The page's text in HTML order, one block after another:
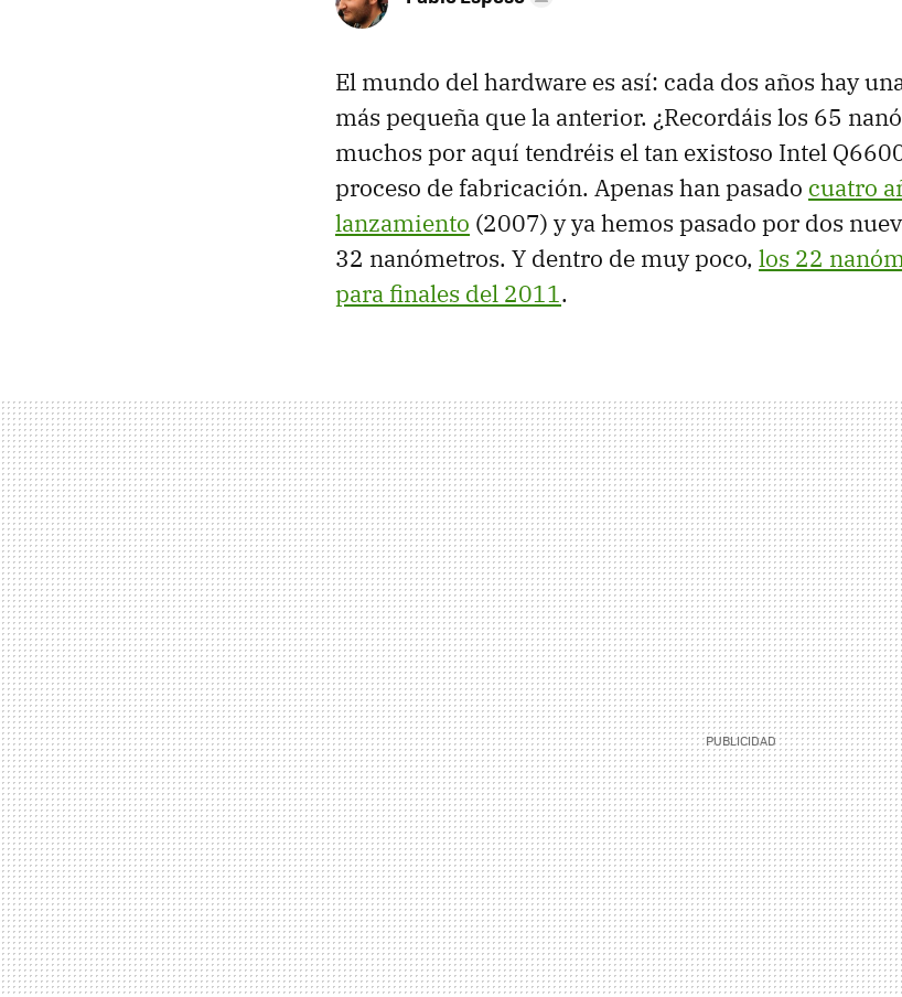
El mundo del hardware es así: cada dos años hay
más pequeña que la anterior. ¿Recordáis los 65
muchos por aquí tendréis el tan existoso Intel
proceso de fabricación. Apenas han pasado cuatro
lanzamiento (2007) y ya hemos pasado por dos
32 nanómetros. Y dentro de muy poco, los 22
para finales del 2011.